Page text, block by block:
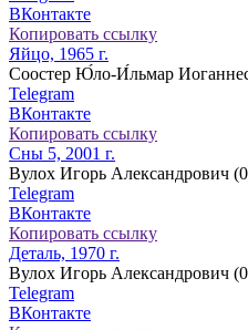
ВКонтакте
Копировать ссылку
Яйцо, 1965 г.
Соостер Ю́ло-И́льмар
Telegram
ВКонтакте
Копировать ссылку
Сны 5, 2001 г.
Вулох Игорь Александрович
Telegram
ВКонтакте
Копировать ссылку
Деталь, 1970 г.
Вулох Игорь Александрович
Telegram
ВКонтакте